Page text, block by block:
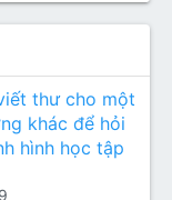
thư cho một
khác để hỏi
hình học tập